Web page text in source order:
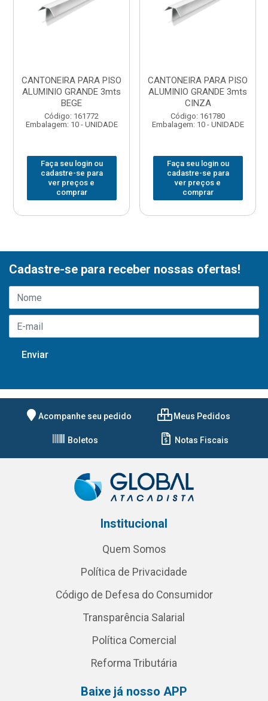
CANTONEIRA PARA PISO
ALUMINIO GRANDE 3mts
BEGE
Código: 161772
Embalagem: 10 - UNIDADE
Faça seu login ou
cadastre-se para
ver preços e
comprar
CANTONEIRA PARA PISO
ALUMINIO GRANDE 3mts
CINZA
Código: 161780
Embalagem: 10 - UNIDADE
Faça seu login ou
cadastre-se para
ver preços e
comprar
Cadastre-se para receber nossas ofertas!
Acompanhe seu pedido Meus Pedidos
Boletos Notas Fiscais
Institucional
Quem Somos
Política de Privacidade
Código de Defesa do Consumidor
Transparência Salarial
Política Comercial
Reforma Tributária
Baixe já nosso APP